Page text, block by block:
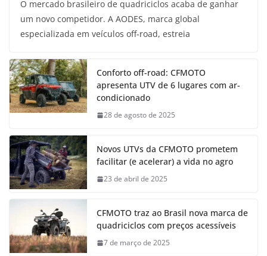
O mercado brasileiro de quadriciclos acaba de ganhar
um novo competidor. A AODES, marca global
especializada em veículos off-road, estreia
Conforto off-road: CFMOTO
apresenta UTV de 6 lugares com ar-
condicionado
28 de agosto de 2025
Novos UTVs da CFMOTO prometem
facilitar (e acelerar) a vida no agro
23 de abril de 2025
CFMOTO traz ao Brasil nova marca de
quadriciclos com preços acessíveis
7 de março de 2025